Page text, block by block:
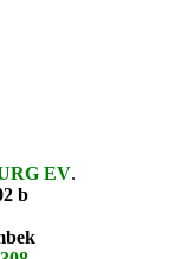
EV.
b